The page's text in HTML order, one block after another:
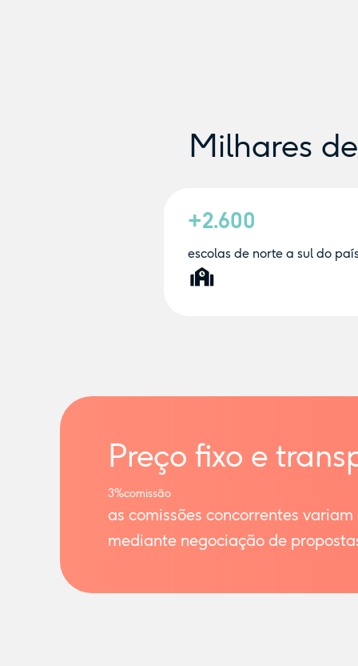
Milhares
+2.600
escolas de norte a sul do
Preço fixo e
3%comissão
as comissões concorrentes variam
mediante negociação de